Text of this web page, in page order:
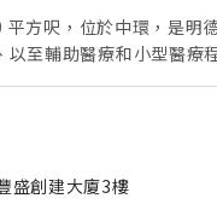
方呎，位於中環，是明
至輔助醫療和小型醫療
盛創建大廈3樓